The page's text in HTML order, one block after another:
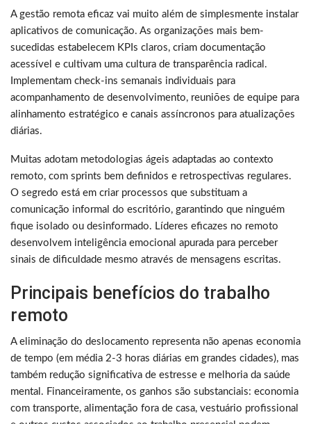
A gestão remota eficaz vai muito além de simplesmente instalar
aplicativos de comunicação. As organizações mais bem-
sucedidas estabelecem KPIs claros, criam documentação
acessível e cultivam uma cultura de transparência radical.
Implementam check-ins semanais individuais para
acompanhamento de desenvolvimento, reuniões de equipe para
alinhamento estratégico e canais assíncronos para atualizações
diárias.
Muitas adotam metodologias ágeis adaptadas ao contexto
remoto, com sprints bem definidos e retrospectivas regulares.
O segredo está em criar processos que substituam a
comunicação informal do escritório, garantindo que ninguém
fique isolado ou desinformado. Líderes eficazes no remoto
desenvolvem inteligência emocional apurada para perceber
sinais de dificuldade mesmo através de mensagens escritas.
Principais benefícios do trabalho
remoto
A eliminação do deslocamento representa não apenas economia
de tempo (em média 2-3 horas diárias em grandes cidades), mas
também redução significativa de estresse e melhoria da saúde
mental. Financeiramente, os ganhos são substanciais: economia
com transporte, alimentação fora de casa, vestuário profissional